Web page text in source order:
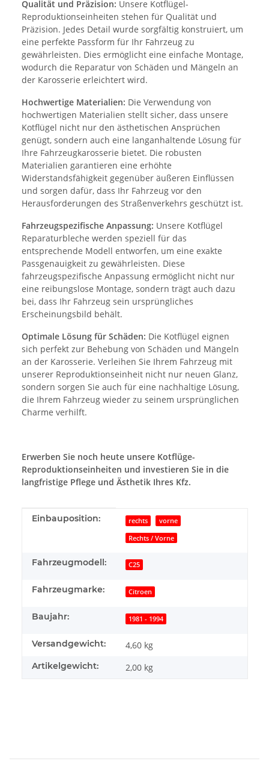
Qualität und Präzision: Unsere Kotflügel-
Reproduktionseinheiten stehen für Qualität und
Präzision. Jedes Detail wurde sorgfältig konstruiert, um
eine perfekte Passform für Ihr Fahrzeug zu
gewährleisten. Dies ermöglicht eine einfache Montage,
wodurch die Reparatur von Schäden und Mängeln an
der Karosserie erleichtert wird.
Hochwertige Materialien: Die Verwendung von
hochwertigen Materialien stellt sicher, dass unsere
Kotflügel nicht nur den ästhetischen Ansprüchen
genügt, sondern auch eine langanhaltende Lösung für
Ihre Fahrzeugkarosserie bietet. Die robusten
Materialien garantieren eine erhöhte
Widerstandsfähigkeit gegenüber äußeren Einflüssen
und sorgen dafür, dass Ihr Fahrzeug vor den
Herausforderungen des Straßenverkehrs geschützt ist.
Fahrzeugspezifische Anpassung: Unsere Kotflügel
Reparaturbleche werden speziell für das
entsprechende Modell entworfen, um eine exakte
Passgenauigkeit zu gewährleisten. Diese
fahrzeugspezifische Anpassung ermöglicht nicht nur
eine reibungslose Montage, sondern trägt auch dazu
bei, dass Ihr Fahrzeug sein ursprüngliches
Erscheinungsbild behält.
Optimale Lösung für Schäden: Die Kotflügel eignen
sich perfekt zur Behebung von Schäden und Mängeln
an der Karosserie. Verleihen Sie Ihrem Fahrzeug mit
unserer Reproduktionseinheit nicht nur neuen Glanz,
sondern sorgen Sie auch für eine nachhaltige Lösung,
die Ihrem Fahrzeug wieder zu seinem ursprünglichen
Charme verhilft.
Erwerben Sie noch heute unsere Kotflüge-
Reproduktionseinheiten und investieren Sie in die
langfristige Pflege und Ästhetik Ihres Kfz.
Produkteigenschaft
Wert
Einbauposition: rechts vorne
Rechts / Vorne
Fahrzeugmodell: C25
Fahrzeugmarke: Citroen
Baujahr: 1981 - 1994
Versandgewicht: 4,60 kg
Artikelgewicht: 2,00 kg